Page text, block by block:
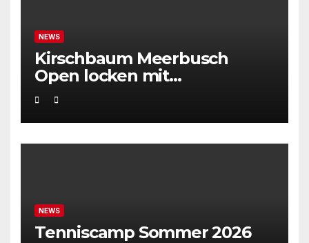
NEWS
Kirschbaum Meerbusch
Open locken mit
Weltklassetennis
NEWS
Tenniscamp Sommer 2026